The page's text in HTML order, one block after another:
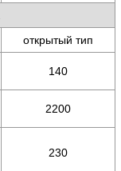
открытый тип
140
2200
230